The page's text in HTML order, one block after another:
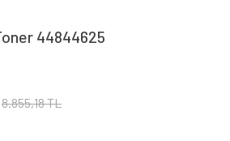
44844625
8.855,18 TL